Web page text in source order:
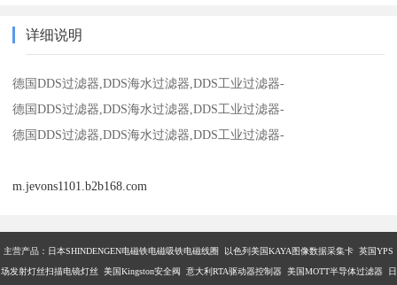
详细说明
德国DDS过滤器,DDS海水过滤器,DDS工业过滤器-
德国DDS过滤器,DDS海水过滤器,DDS工业过滤器-
德国DDS过滤器,DDS海水过滤器,DDS工业过滤器-
m.jevons1101.b2b168.com
主营产品： 日本SHINDENGEN电磁铁电磁吸铁电磁线圈 以色列美国KAYA图像数据采集卡 英国YPS
场发射灯丝扫描电镜灯丝 美国Kingston安全阀 意大利RTA驱动器控制器 美国MOTT半导体过滤器 日